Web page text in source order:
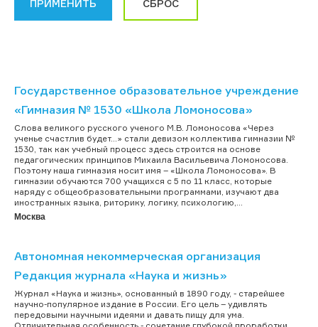
Государственное образовательное учреждение
«Гимназия № 1530 «Школа Ломоносова»
Cлова великого русского ученого М.В. Ломоносова «Через
ученье счастлив будет…» стали девизом коллектива гимназии №
1530, так как учебный процесс здесь строится на основе
педагогических принципов Михаила Васильевича Ломоносова.
Поэтому наша гимназия носит имя – «Школа Ломоносова». В
гимназии обучаются 700 учащихся с 5 по 11 класс, которые
наряду с общеобразовательными программами, изучают два
иностранных языка, риторику, логику, психологию,...
Москва
Автономная некоммерческая организация
Редакция журнала «Наука и жизнь»
Журнал «Наука и жизнь», основанный в 1890 году, - старейшее
научно-популярное издание в России. Его цель – удивлять
передовыми научными идеями и давать пищу для ума.